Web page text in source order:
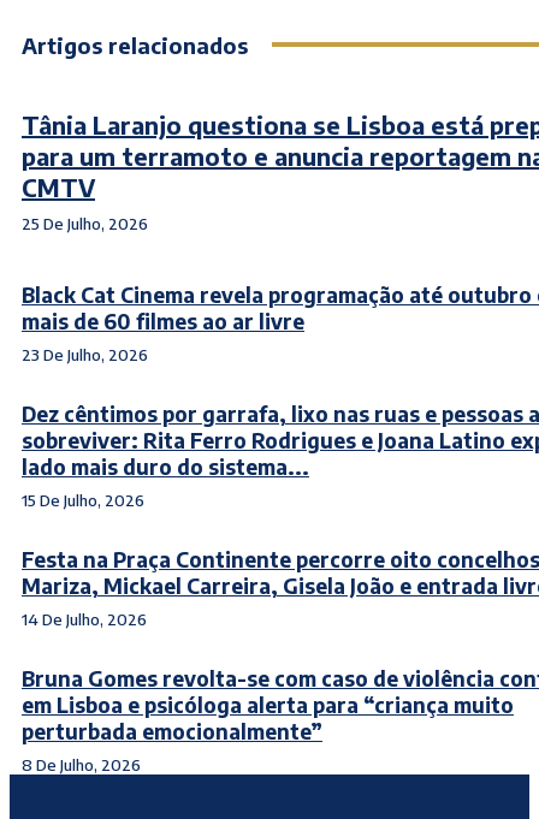
Artigos relacionados
Tânia Laranjo questiona se Lisboa está
para um terramoto e anuncia reportagem
CMTV
25 De Julho, 2026
Black Cat Cinema revela programação até outubro
mais de 60 filmes ao ar livre
23 De Julho, 2026
Dez cêntimos por garrafa, lixo nas ruas e pessoas a
sobreviver: Rita Ferro Rodrigues e Joana Latino
lado mais duro do sistema...
15 De Julho, 2026
Festa na Praça Continente percorre oito
Mariza, Mickael Carreira, Gisela João e entrada
14 De Julho, 2026
Bruna Gomes revolta-se com caso de violência
em Lisboa e psicóloga alerta para “criança muito
perturbada emocionalmente”
8 De Julho, 2026